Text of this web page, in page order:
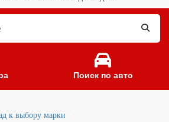
Поиск по авто
к выбору марки